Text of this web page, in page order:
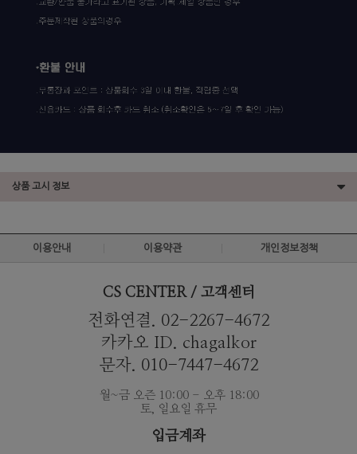
상품 고시 정보
이용안내 이용약관 개인정보정책
CS CENTER / 고객센터
전화연결. 02-2267-4672
카카오 ID. chagalkor
문자. 010-7447-4672
월~금 오즌 10:00 - 오후 18:00
토, 일요일 휴무
입금계좌